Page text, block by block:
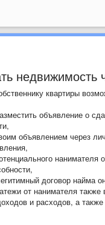
недвижимость
квартиры
объявление о
объявлением через
нанимателя
договор найма
от нанимателя
и расходов, а